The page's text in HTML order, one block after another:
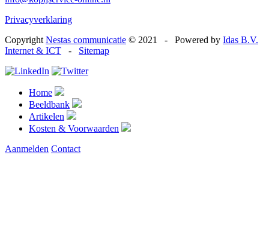
Privacyverklaring
Copyright Nestas communicatie © 2021 - Powered by Idas B.V.
Internet & ICT
- Sitemap
Home
Beeldbank
Artikelen
Kosten & Voorwaarden
Aanmelden Contact